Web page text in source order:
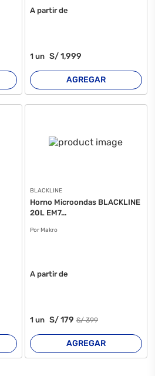
A partir de
1 un S/1,999
AGREGAR
BLACKLINE
Horno Microondas BLACKLINE
20L EM7...
Por Makro
A partir de
1 un S/179 S/399
AGREGAR